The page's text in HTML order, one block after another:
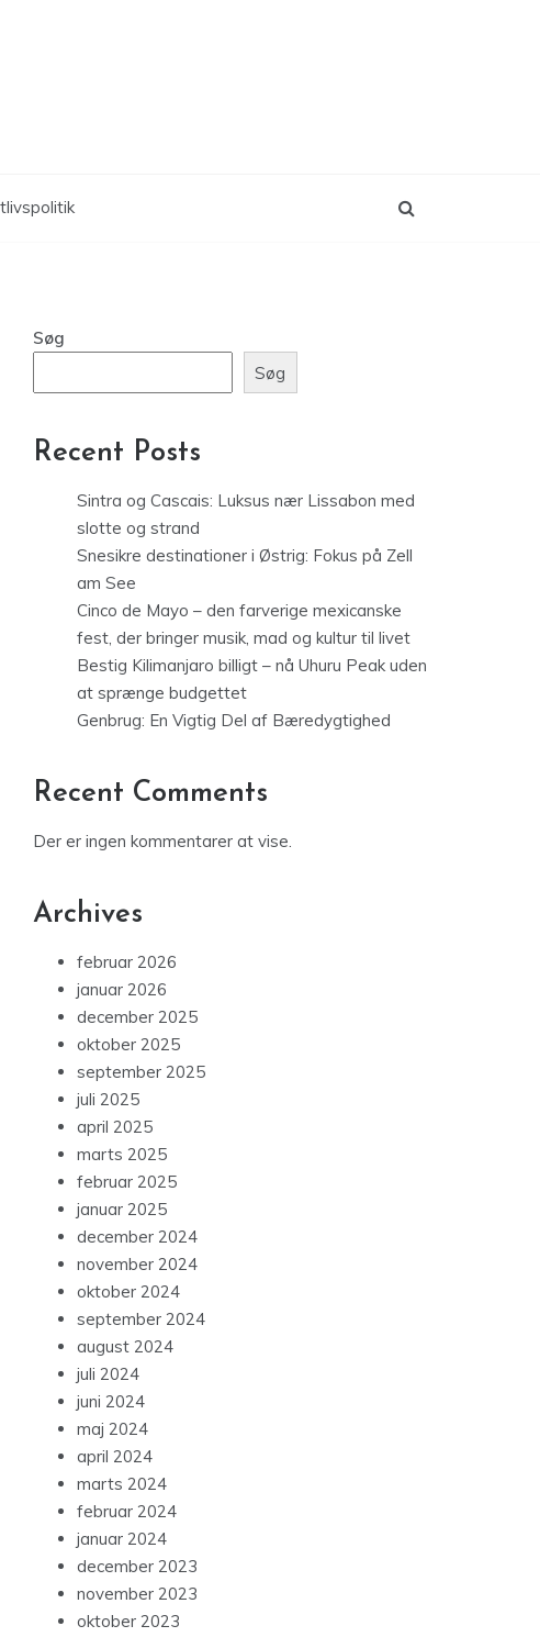
Søg
Søg
Recent Posts
Sintra og Cascais: Luksus nær Lissabon med
slotte og strand
Snesikre destinationer i Østrig: Fokus på Zell
am See
Cinco de Mayo – den farverige mexicanske
fest, der bringer musik, mad og kultur til livet
Bestig Kilimanjaro billigt – nå Uhuru Peak uden
at sprænge budgettet
Genbrug: En Vigtig Del af Bæredygtighed
Recent Comments
Der er ingen kommentarer at vise.
Archives
februar 2026
januar 2026
december 2025
oktober 2025
september 2025
juli 2025
april 2025
marts 2025
februar 2025
januar 2025
december 2024
november 2024
oktober 2024
september 2024
august 2024
juli 2024
juni 2024
maj 2024
april 2024
marts 2024
februar 2024
januar 2024
december 2023
november 2023
oktober 2023